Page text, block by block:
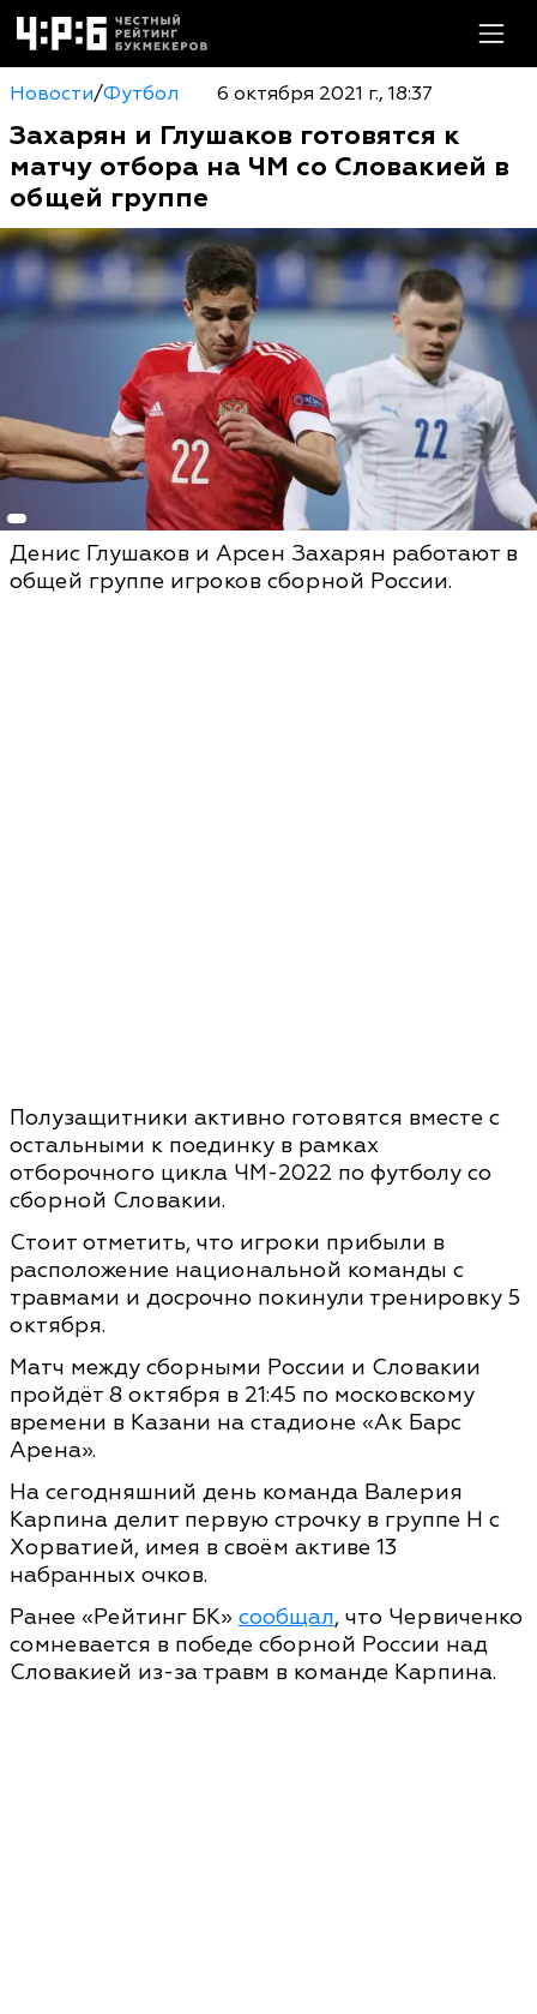
Новости/Футбол 6 октября 2021 г., 18:37
Захарян и Глушаков готовятся к
матчу отбора на ЧМ со Словакией в
общей группе
Денис Глушаков и Арсен Захарян работают в
общей группе игроков сборной России.
Полузащитники активно готовятся вместе с
остальными к поединку в рамках
отборочного цикла ЧМ-2022 по футболу со
сборной Словакии.
Стоит отметить, что игроки прибыли в
расположение национальной команды с
травмами и досрочно покинули тренировку 5
октября.
Матч между сборными России и Словакии
пройдёт 8 октября в 21:45 по московскому
времени в Казани на стадионе «Ак Барс
Арена».
На сегодняшний день команда Валерия
Карпина делит первую строчку в группе Н с
Хорватией, имея в своём активе 13
набранных очков.
Ранее «Рейтинг БК» сообщал, что Червиченко
сомневается в победе сборной России над
Словакией из-за травм в команде Карпина.